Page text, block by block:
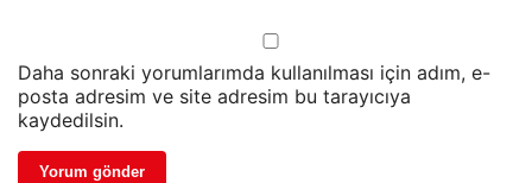
Daha sonraki yorumlarımda kullanılması için adım, e-
posta adresim ve site adresim bu tarayıcıya
kaydedilsin.